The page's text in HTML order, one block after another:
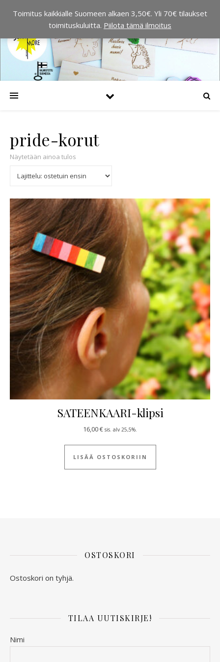
pride-korut
Näytetään ainoa tulos
SATEENKAARI-klipsi
16,00€ sis. alv 25,5%.
LISÄÄ OSTOSKORIIN
OSTOSKORI
Ostoskori on tyhjä.
TILAA UUTISKIRJE!
Nimi
Toimitus kaikkialle Suomeen alkaen 3,50€. Yli 70€ tilaukset
toimituskuluitta. Piilota tämä ilmoitus